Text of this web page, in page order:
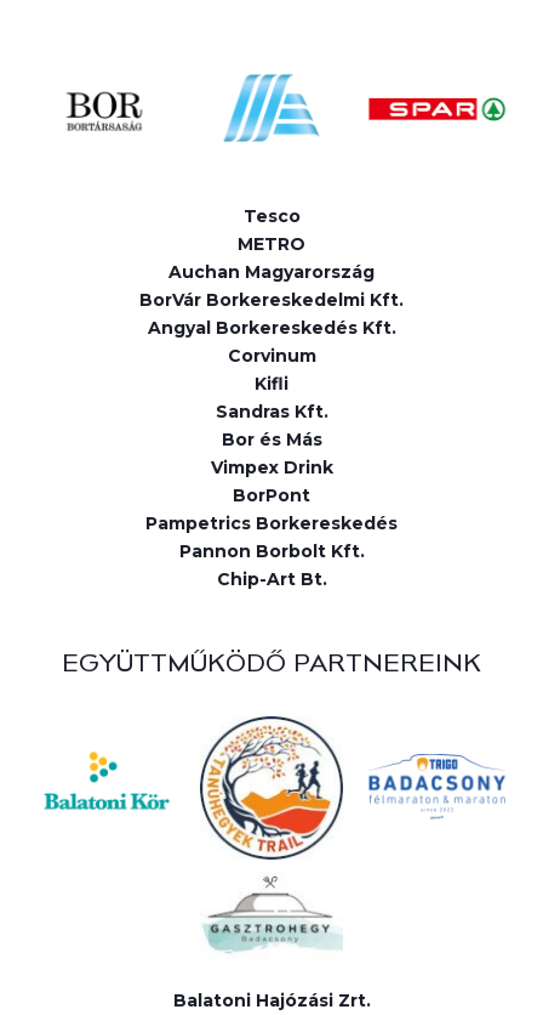
Tesco
METRO
Auchan Magyarország
BorVár Borkereskedelmi Kft.
Angyal Borkereskedés Kft.
Corvinum
Kifli
Sandras Kft.
Bor és Más
Vimpex Drink
BorPont
Pampetrics Borkereskedés
Pannon Borbolt Kft.
Chip-Art Bt.
EGYÜTTMŰKÖDŐ PARTNEREINK
Balatoni Hajózási Zrt.